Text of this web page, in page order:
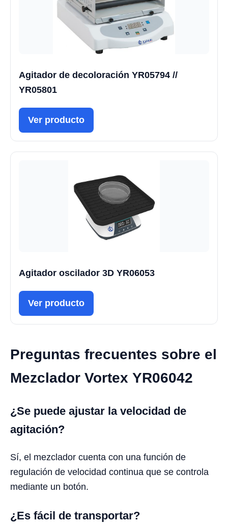
Agitador de decoloración YR05794 //
YR05801
Ver producto
Agitador oscilador 3D YR06053
Ver producto
Preguntas frecuentes sobre el
Mezclador Vortex YR06042
¿Se puede ajustar la velocidad de
agitación?
Sí, el mezclador cuenta con una función de
regulación de velocidad continua que se controla
mediante un botón.
¿Es fácil de transportar?